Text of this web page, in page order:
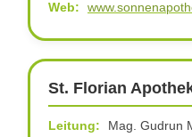
Web:
St. Florian
Leitung:
Mag. Gudrun